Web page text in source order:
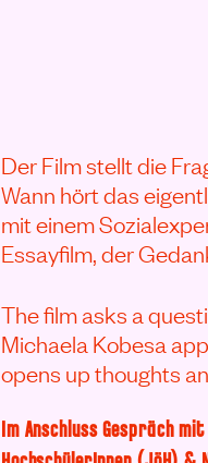
Der Film stellt die
Wann hört das
mit einem
Essayfilm, der
The film asks a
Michaela Kobesa
opens up thoughts
Im Anschluss Gespräch